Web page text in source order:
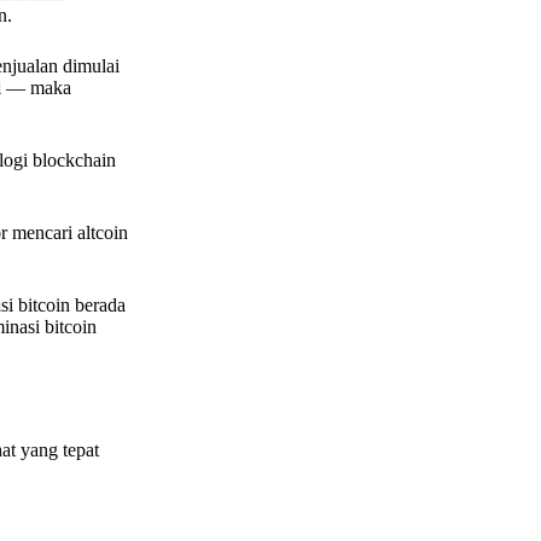
dimulai
— maka
blockchain
mencari altcoin
bitcoin berada
bitcoin
yang tepat